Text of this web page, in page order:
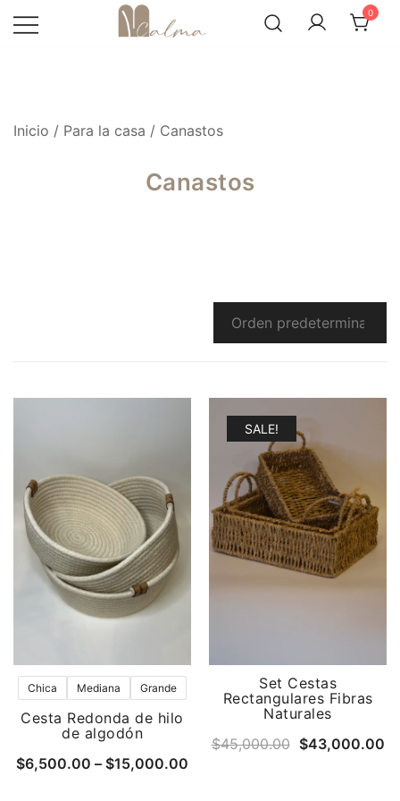
0
Inicio / Para la casa / Canastos
Canastos
Chica Mediana Grande
Cesta Redonda de hilo
de algodón
$6,500.00 – $15,000.00
SALE!
Set Cestas
Rectangulares Fibras
Naturales
$45,000.00 Original
$43,000.00